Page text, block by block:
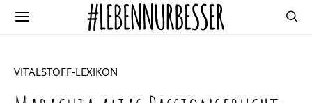
VITALSTOFF-LEXIKON